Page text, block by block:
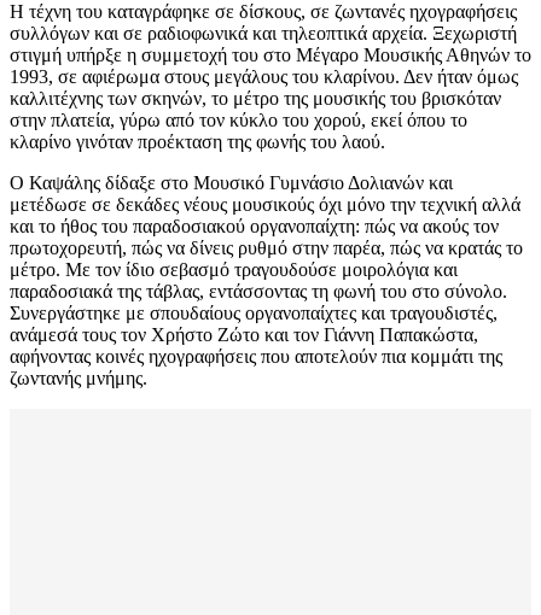
Η τέχνη του καταγράφηκε σε δίσκους, σε ζωντανές ηχογραφήσεις
συλλόγων και σε ραδιοφωνικά και τηλεοπτικά αρχεία. Ξεχωριστή
στιγμή υπήρξε η συμμετοχή του στο Μέγαρο Μουσικής Αθηνών το
1993, σε αφιέρωμα στους μεγάλους του κλαρίνου. Δεν ήταν όμως
καλλιτέχνης των σκηνών, το μέτρο της μουσικής του βρισκόταν
στην πλατεία, γύρω από τον κύκλο του χορού, εκεί όπου το
κλαρίνο γινόταν προέκταση της φωνής του λαού.
Ο Καψάλης δίδαξε στο Μουσικό Γυμνάσιο Δολιανών και
μετέδωσε σε δεκάδες νέους μουσικούς όχι μόνο την τεχνική αλλά
και το ήθος του παραδοσιακού οργανοπαίχτη: πώς να ακούς τον
πρωτοχορευτή, πώς να δίνεις ρυθμό στην παρέα, πώς να κρατάς το
μέτρο. Με τον ίδιο σεβασμό τραγουδούσε μοιρολόγια και
παραδοσιακά της τάβλας, εντάσσοντας τη φωνή του στο σύνολο.
Συνεργάστηκε με σπουδαίους οργανοπαίχτες και τραγουδιστές,
ανάμεσά τους τον Χρήστο Ζώτο και τον Γιάννη Παπακώστα,
αφήνοντας κοινές ηχογραφήσεις που αποτελούν πια κομμάτι της
ζωντανής μνήμης.